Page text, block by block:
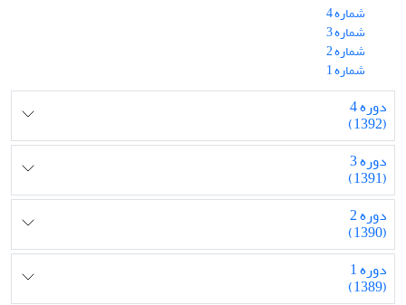
شماره 4
شماره 3
شماره 2
شماره 1
دوره 4
(1392)
دوره 3
(1391)
دوره 2
(1390)
دوره 1
(1389)